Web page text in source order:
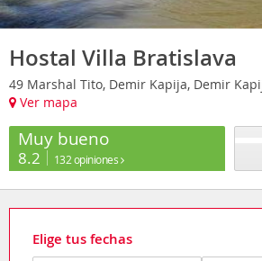
Hostal Villa Bratislava
49 Marshal Tito, Demir Kapija, Demir
Ver mapa
Muy bueno
8.2 132 opiniones
Elige tus fechas